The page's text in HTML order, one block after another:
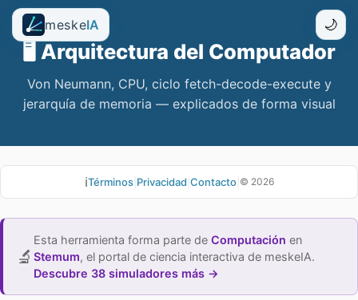
meskeIA 🌙
🖥️ Arquitectura del Computador
Von Neumann, CPU, ciclo fetch-decode-execute y
jerarquía de memoria — explicados de forma visual
ℹ️Términos| Privacidad Contacto| © 2026
🔬
Esta herramienta forma parte de Computación en
Stemum, el portal de ciencia interactiva de meskeIA.
Descubre 38 simuladores más →